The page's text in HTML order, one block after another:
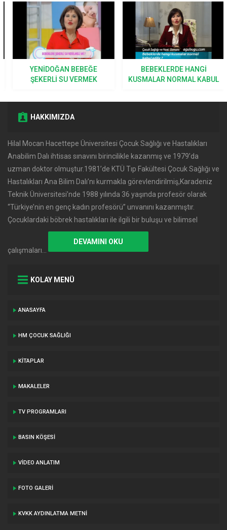
YENIDOĞAN BEBEĞE
ŞEKERLI SU VERMEK
BEBEKLERDE HANGI
KUSMALAR NORMAL KABUL
HAKKIMIZDA
Hilal Mocan Hacettepe Üniversitesi Çocuk Sağlığı ve Hastalıkları
Anabilim Dalı ihtisas sınavını birincilikle kazanmış ve 1979’da
uzman doktor olmuştur.1981’de KTÜ Tıp Fakültesi Çocuk Sağlığı ve
Hastalıkları Ana Bilim Dalı’nı kurmakla görevlendirilmiş,Karadeniz
Teknik Üniversitesi’nde 1988 yılında 36 yaşında profesör olarak
‘‘Türkiye’nin en genç kadın profesörü’’ unvanını kazanmıştır.
Çocuklardaki böbrek hastalıkları ile ilgili bir buluşu ve bilimsel
çalışmaları…
DEVAMINI OKU
KOLAY MENÜ
ANASAYFA
HM ÇOCUK SAĞLIĞI
KITAPLAR
MAKALELER
TV PROGRAMLARI
BASIN KÖŞESI
VIDEO ANLATIM
FOTO GALERI
KVKK AYDINLATMA METNI